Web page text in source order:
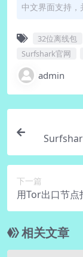
中文界面支持
32位离线包
Surfshark官网
admin
下一篇
用Tor出口节
相关文章